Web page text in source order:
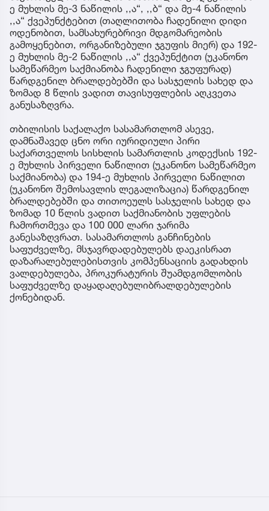
ე მუხლის მე-3 ნაწილის ,,ა“, ,,ბ“ და მე-4 ნაწილის
,,ა“ ქვეპუნქტებით (თაღლითობა ჩადენილი დიდი
ოდენობით, სამსახურებრივი მდგომარეობის
გამოყენებით, ორგანიზებული ჯგუფის მიერ) და 192-
ე მუხლის მე-2 ნაწილის ,,ა“ ქვეპუნქტით (უკანონო
სამეწარმეო საქმიანობა ჩადენილი ჯგუფურად)
წარდგენილ ბრალდებებში და სასჯელის სახედ და
ზომად 8 წლის ვადით თავისუფლების აღკვეთა
განუსაზღვრა.
თბილისის საქალაქო სასამართლომ ასევე,
დამნაშავედ ცნო ორი იურიდიული პირი
საქართველოს სისხლის სამართლის კოდექსის 192-
ე მუხლის პირველი ნაწილით (უკანონო სამეწარმეო
საქმიანობა) და 194-ე მუხლის პირველი ნაწილით
(უკანონო შემოსავლის ლეგალიზაცია) წარდგენილ
ბრალდებებში და თითოეულს სასჯელის სახედ და
ზომად 10 წლის ვადით საქმიანობის უფლების
ჩამორთმევა და 100 000 ლარი ჯარიმა
განესაზღვრათ. სასამართლოს განჩინების
საფუძველზე, მსჯავრდადებულებს დაეკისრათ
დაზარალებულებისთვის კომპენსაციის გადახდის
ვალდებულება, პროკურატურის შუამდგომლობის
საფუძველზე დაყადაღებულიბრალდებულების
ქონებიდან.